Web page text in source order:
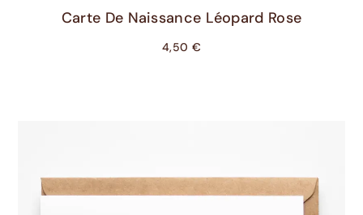
Choix Des Options
Carte De Naissance Léopard Rose
4,50 €